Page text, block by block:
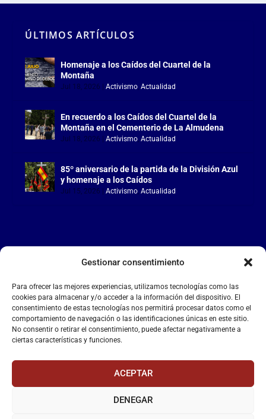
Gestionar consentimiento
Para ofrecer las mejores experiencias, utilizamos tecnologías como las
cookies para almacenar y/o acceder a la información del dispositivo. El
consentimiento de estas tecnologías nos permitirá procesar datos como el
comportamiento de navegación o las identificaciones únicas en este sitio.
No consentir o retirar el consentimiento, puede afectar negativamente a
ciertas características y funciones.
ACEPTAR
DENEGAR
ÚLTIMOS ARTÍCULOS
Homenaje a los Caídos del Cuartel de la
Montaña
Jul 18, 2026 |Activismo,Actualidad
En recuerdo a los Caídos del Cuartel de la
Montaña en el Cementerio de La Almudena
Jul 18, 2026 |Activismo,Actualidad
85º aniversario de la partida de la División Azul
y homenaje a los Caídos
Jul 15, 2026 |Activismo,Actualidad
LA FALANGE
Reproductor
de
vídeo